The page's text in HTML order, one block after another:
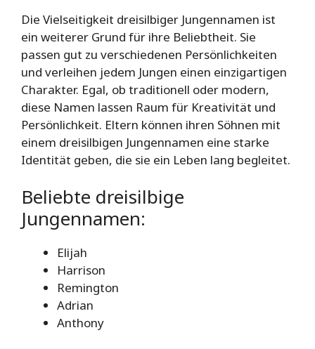
Die Vielseitigkeit dreisilbiger Jungennamen ist
ein weiterer Grund für ihre Beliebtheit. Sie
passen gut zu verschiedenen Persönlichkeiten
und verleihen jedem Jungen einen einzigartigen
Charakter. Egal, ob traditionell oder modern,
diese Namen lassen Raum für Kreativität und
Persönlichkeit. Eltern können ihren Söhnen mit
einem dreisilbigen Jungennamen eine starke
Identität geben, die sie ein Leben lang begleitet.
Beliebte dreisilbige
Jungennamen:
Elijah
Harrison
Remington
Adrian
Anthony